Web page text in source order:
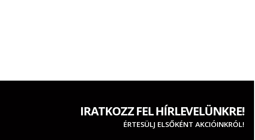
IRATKOZZ FEL HÍRLEVELÜNKRE!
ÉRTESÜLJ ELSŐKÉNT AKCIÓINKRÓL!